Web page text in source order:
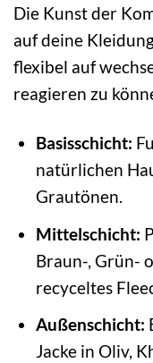
Die Kunst der
auf deine
flexibel auf
reagieren zu
Basisschicht:
natürlichen
Grautönen.
Mittelschicht:
Braun-, Grün-
recyceltes
Außenschicht:
Jacke in Oliv,